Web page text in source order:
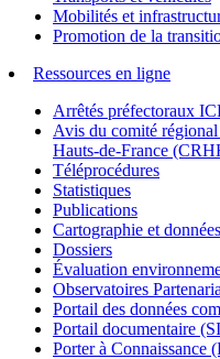
Mobilités et
Promotion de la
Ressources en ligne
Arrêtés préfectoraux
Avis du comité régional
Hauts-de-France
Téléprocédures
Statistiques
Publications
Cartographie et
Dossiers
Évaluation
Observatoires
Portail des données
Portail documentaire
Porter à Connaissance